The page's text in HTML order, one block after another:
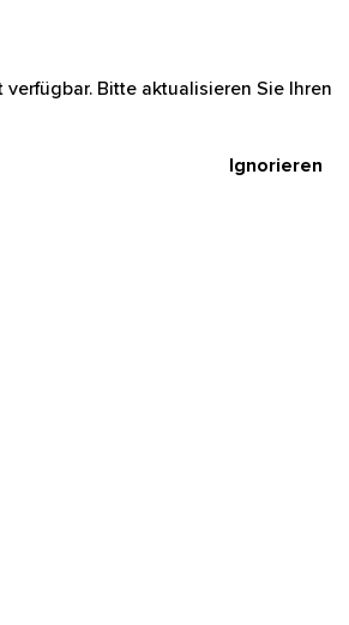
Bitte aktualisieren Sie Ihren
Ignorieren